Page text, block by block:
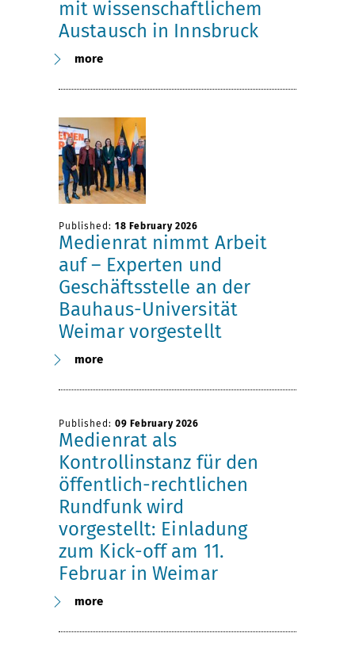
mit wissenschaftlichem
Austausch in Innsbruck
more
Published: 18 February 2026
Medienrat nimmt Arbeit
auf – Experten und
Geschäftsstelle an der
Bauhaus-Universität
Weimar vorgestellt
more
Published: 09 February 2026
Medienrat als
Kontrollinstanz für den
öffentlich-rechtlichen
Rundfunk wird
vorgestellt: Einladung
zum Kick-off am 11.
Februar in Weimar
more